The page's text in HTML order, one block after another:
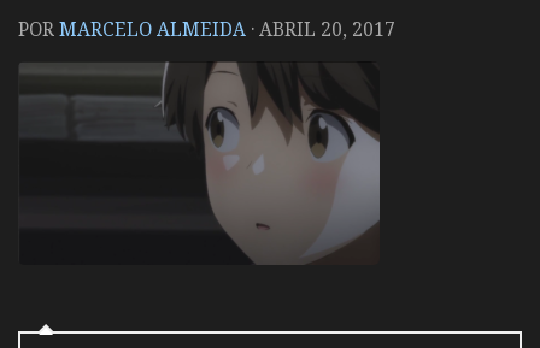
PORMARCELO ALMEIDA ·ABRIL 20, 2017